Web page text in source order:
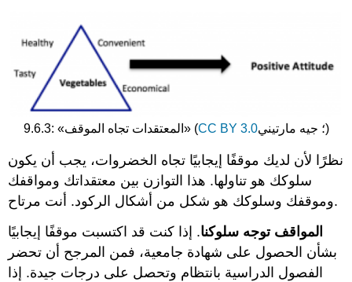
9.6.3: «المعتقدات تجاه الموقف» (CC BY 3.0 ؛ جيه مارتيني)
نظرًا لأن لديك موقفًا إيجابيًا تجاه الخضروات، يجب أن يكون
سلوكك هو تناولها. هذا التوازن بين معتقداتك ومواقفك
وموقفك وسلوكك هو شكل من أشكال الركود. أنت مرتاح.
المواقف توجه سلوكنا. إذا كنت قد اكتسبت موقفًا إيجابيًا
بشأن الحصول على شهادة جامعية، فمن المرجح أن تحضر
الفصول الدراسية بانتظام وتحصل على درجات جيدة. إذا